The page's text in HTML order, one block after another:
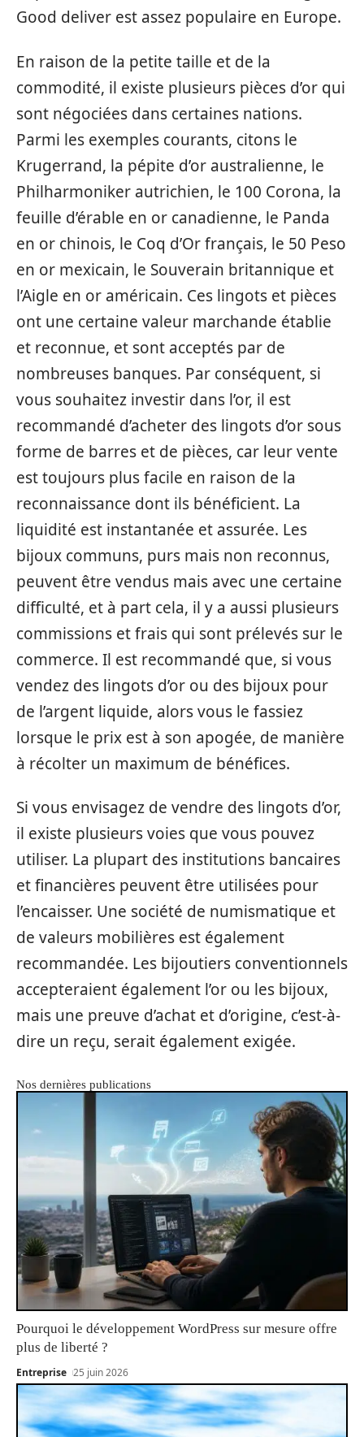
Good deliver est assez populaire en Europe.
En raison de la petite taille et de la
commodité, il existe plusieurs pièces d’or qui
sont négociées dans certaines nations.
Parmi les exemples courants, citons le
Krugerrand, la pépite d’or australienne, le
Philharmoniker autrichien, le 100 Corona, la
feuille d’érable en or canadienne, le Panda
en or chinois, le Coq d’Or français, le 50 Peso
en or mexicain, le Souverain britannique et
l’Aigle en or américain. Ces lingots et pièces
ont une certaine valeur marchande établie
et reconnue, et sont acceptés par de
nombreuses banques. Par conséquent, si
vous souhaitez investir dans l’or, il est
recommandé d’acheter des lingots d’or sous
forme de barres et de pièces, car leur vente
est toujours plus facile en raison de la
reconnaissance dont ils bénéficient. La
liquidité est instantanée et assurée. Les
bijoux communs, purs mais non reconnus,
peuvent être vendus mais avec une certaine
difficulté, et à part cela, il y a aussi plusieurs
commissions et frais qui sont prélevés sur le
commerce. Il est recommandé que, si vous
vendez des lingots d’or ou des bijoux pour
de l’argent liquide, alors vous le fassiez
lorsque le prix est à son apogée, de manière
à récolter un maximum de bénéfices.
Si vous envisagez de vendre des lingots d’or,
il existe plusieurs voies que vous pouvez
utiliser. La plupart des institutions bancaires
et financières peuvent être utilisées pour
l’encaisser. Une société de numismatique et
de valeurs mobilières est également
recommandée. Les bijoutiers conventionnels
accepteraient également l’or ou les bijoux,
mais une preuve d’achat et d’origine, c’est-à-
dire un reçu, serait également exigée.
Nos dernières publications
Pourquoi le développement WordPress sur mesure offre
plus de liberté ?
Entreprise 25 juin 2026